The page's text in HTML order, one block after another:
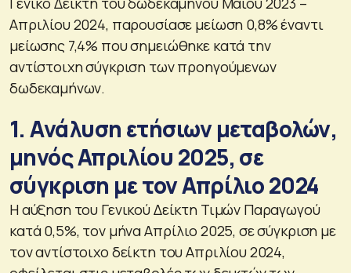
Απριλίου 2024, παρουσίασε μείωση 0,8% έναντι
μείωσης 7,4% που σημειώθηκε κατά την
αντίστοιχη σύγκριση των προηγούμενων
δωδεκαμήνων.
1. Ανάλυση ετήσιων μεταβολών,
μηνός Απριλίου 2025, σε
σύγκριση με τον Απρίλιο 2024
Η αύξηση του Γενικού Δείκτη Τιμών Παραγωγού
κατά 0,5%, τον μήνα Απρίλιο 2025, σε σύγκριση με
τον αντίστοιχο δείκτη του Απριλίου 2024,